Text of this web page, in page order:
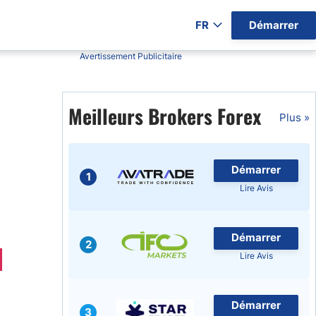
Démarrer
FR
Avertissement Publicitaire
Meilleurs Brokers Forex Plus »
1
Démarrer
Lire Avis
2
Démarrer
Lire Avis
3
Démarrer